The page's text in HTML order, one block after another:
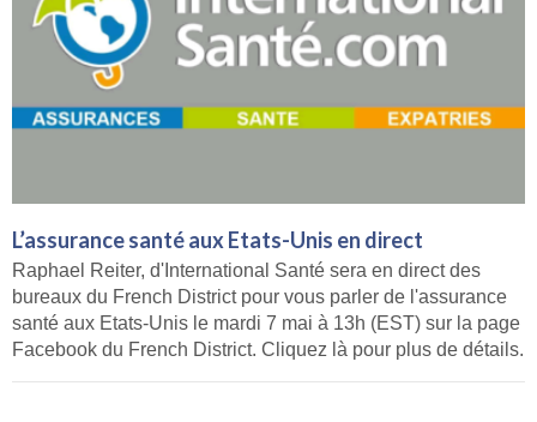
L’assurance santé aux Etats-Unis en direct
Raphael Reiter, d'International Santé sera en direct des
bureaux du French District pour vous parler de l'assurance
santé aux Etats-Unis le mardi 7 mai à 13h (EST) sur la page
Facebook du French District. Cliquez là pour plus de détails.